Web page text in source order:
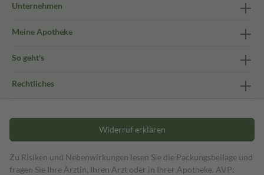
Unternehmen
Meine Apotheke
So geht's
Rechtliches
Widerruf erklären
Zu Risiken und Nebenwirkungen lesen Sie die Packungsbeilage und
fragen Sie Ihre Ärztin, Ihren Arzt oder in Ihrer Apotheke. AVP: